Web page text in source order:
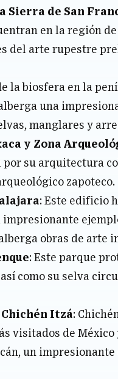
Sierra de San
en la región
del arte rupestre
la biosfera en la
una
manglares y
y Zona
por su arquitectura
zapoteco.
: Este edificio
impresionante
obras de arte
: Este parque
como su selva
Itzá:
visitados de México
un impresionante